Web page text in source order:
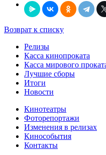
Возврат к списку
Релизы
Касса кинопроката
Касса мирового
Лучшие сборы
Итоги
Новости
Кинотеатры
Фоторепортажи
Изменения в релизах
Кинособытия
Контакты